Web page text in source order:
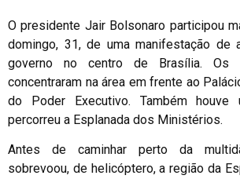
O presidente Jair Bolsonaro participou
domingo, 31, de uma manifestação de
governo no centro de Brasília. Os
concentraram na área em frente ao
do Poder Executivo. Também houve
percorreu a Esplanada dos Ministérios.
Antes de caminhar perto da
sobrevoou, de helicóptero, a região da